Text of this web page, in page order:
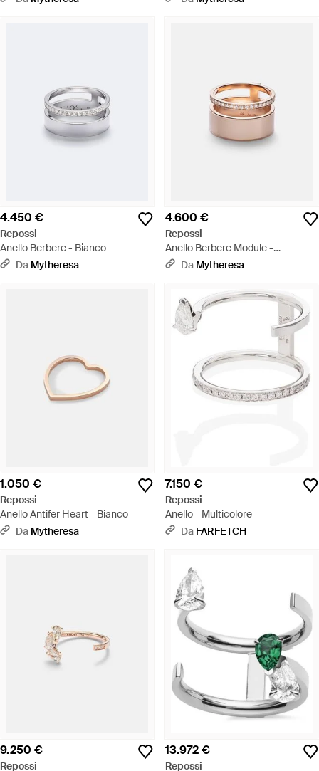
4.450 €
Repossi
Anello Berbere - Bianco
Da Mytheresa
4.600 €
Repossi
Anello Berbere Module -
Metallizzato
Da Mytheresa
1.050 €
Repossi
Anello Antifer Heart - Bianco
Da Mytheresa
7.150 €
Repossi
Anello - Multicolore
Da FARFETCH
9.250 €
Repossi
13.972 €
Repossi